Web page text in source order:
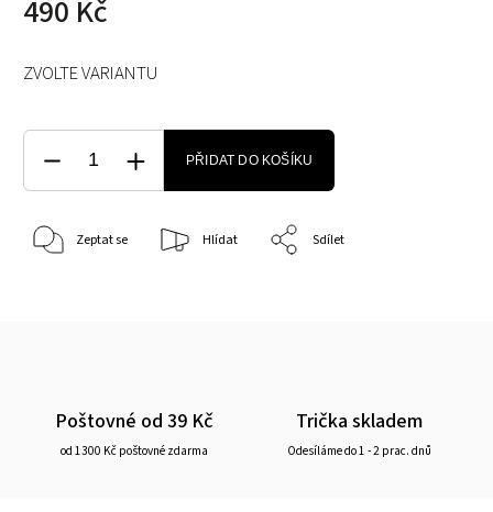
490 Kč
ZVOLTE VARIANTU
PŘIDAT DO KOŠÍKU
Zeptat se Hlídat Sdílet
Poštovné od 39 Kč
od 1300 Kč poštovné zdarma
Trička skladem
Odesíláme do 1 - 2 prac. dnů